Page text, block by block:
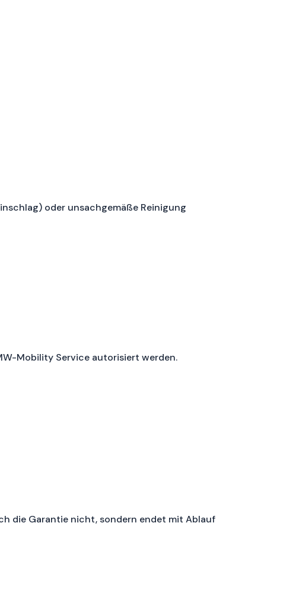
oder unsachgemäße Reinigung
Mobility Service autorisiert werden.
die Garantie nicht, sondern endet mit Ablauf